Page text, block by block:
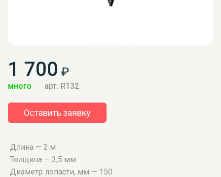
1 700 ₽
много арт. R132
Оставить заявку
Длина — 2 м
Толщина — 3,5 мм
Диаметр лопасти, мм — 150